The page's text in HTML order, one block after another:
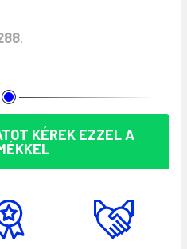
,
KÉREK EZZEL A